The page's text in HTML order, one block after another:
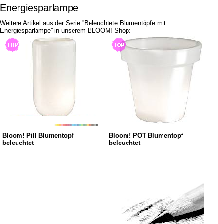
Energiesparlampe
Weitere Artikel aus der Serie ''Beleuchtete Blumentöpfe mit
Energiesparlampe'' in unserem BLOOM! Shop:
Bloom! Pill Blumentopf
beleuchtet
Bloom! POT Blumentopf
beleuchtet